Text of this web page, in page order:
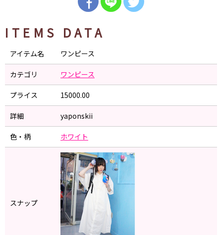
ITEMS DATA
アイテム名 ワンピース
カテゴリ ワンピース
プライス 15000.00
詳細 yaponskii
色・柄 ホワイト
スナップ